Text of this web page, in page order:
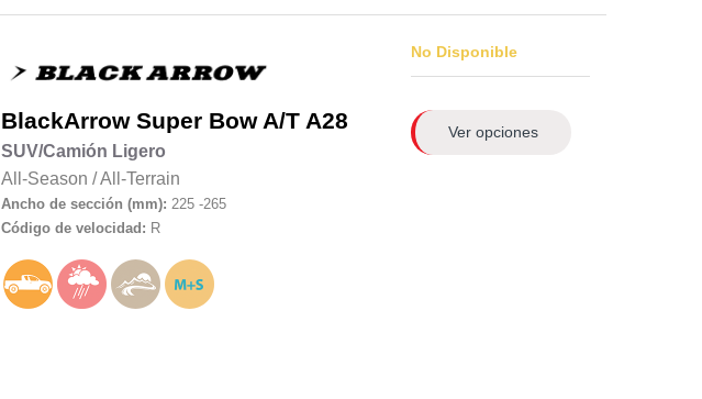
BlackArrow Super Bow A/T A28
SUV/Camión Ligero
All-Season /All-Terrain
Ancho de sección (mm): 225 -265
Código de velocidad: R
No Disponible
Ver opciones